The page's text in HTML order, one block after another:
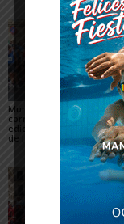
Murchante reúne a 505
corredores en la 30ª
edición del Cross Virgen
de la Asunción